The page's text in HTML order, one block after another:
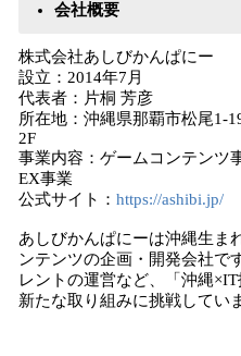
会社概要
株式会社あしびかんぱにー
設立：2014年7月
代表者：片桐 芳彦
所在地：沖縄県那覇市松尾1-
2F
事業内容：ゲームコンテンツ
EX事業
公式サイト： https://ashibi.jp/
あしびかんぱにーは沖縄生ま
ンテンツの企画・開発会社で
レントの運営など、「沖縄
新たな取り組みに挑戦してい